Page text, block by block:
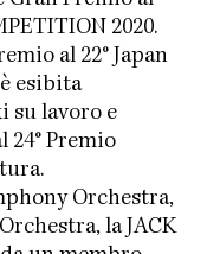
2020.
al 22° Japan
esibita
su lavoro e
24° Premio
Orchestra,
la JACK